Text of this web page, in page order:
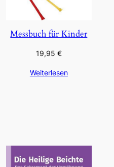
Messbuch für Kinder
19,95 €
Weiterlesen